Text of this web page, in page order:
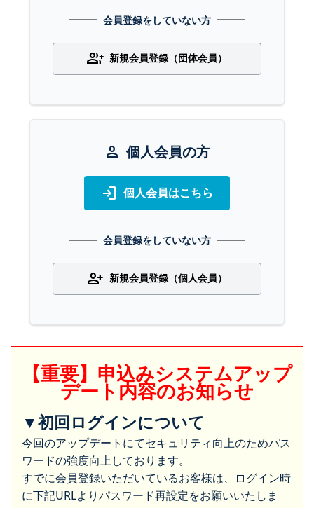
会員登録をしていない方
group_add 新規会員登録（団体会員）
person 個人会員の方
login 個人会員はこちら
会員登録をしていない方
person_add 新規会員登録（個人会員）
【重要】申込みシステムアップ
デート内容のお知らせ
▼初回ログインについて
今回のアップデートにてセキュリティ向上のためパス
ワードの強度向上しております。
すでに会員登録いただいているお客様は、ログイン時
に下記URLよりパスワード再設定をお願いいたしま